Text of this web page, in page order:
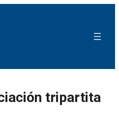
tripartita